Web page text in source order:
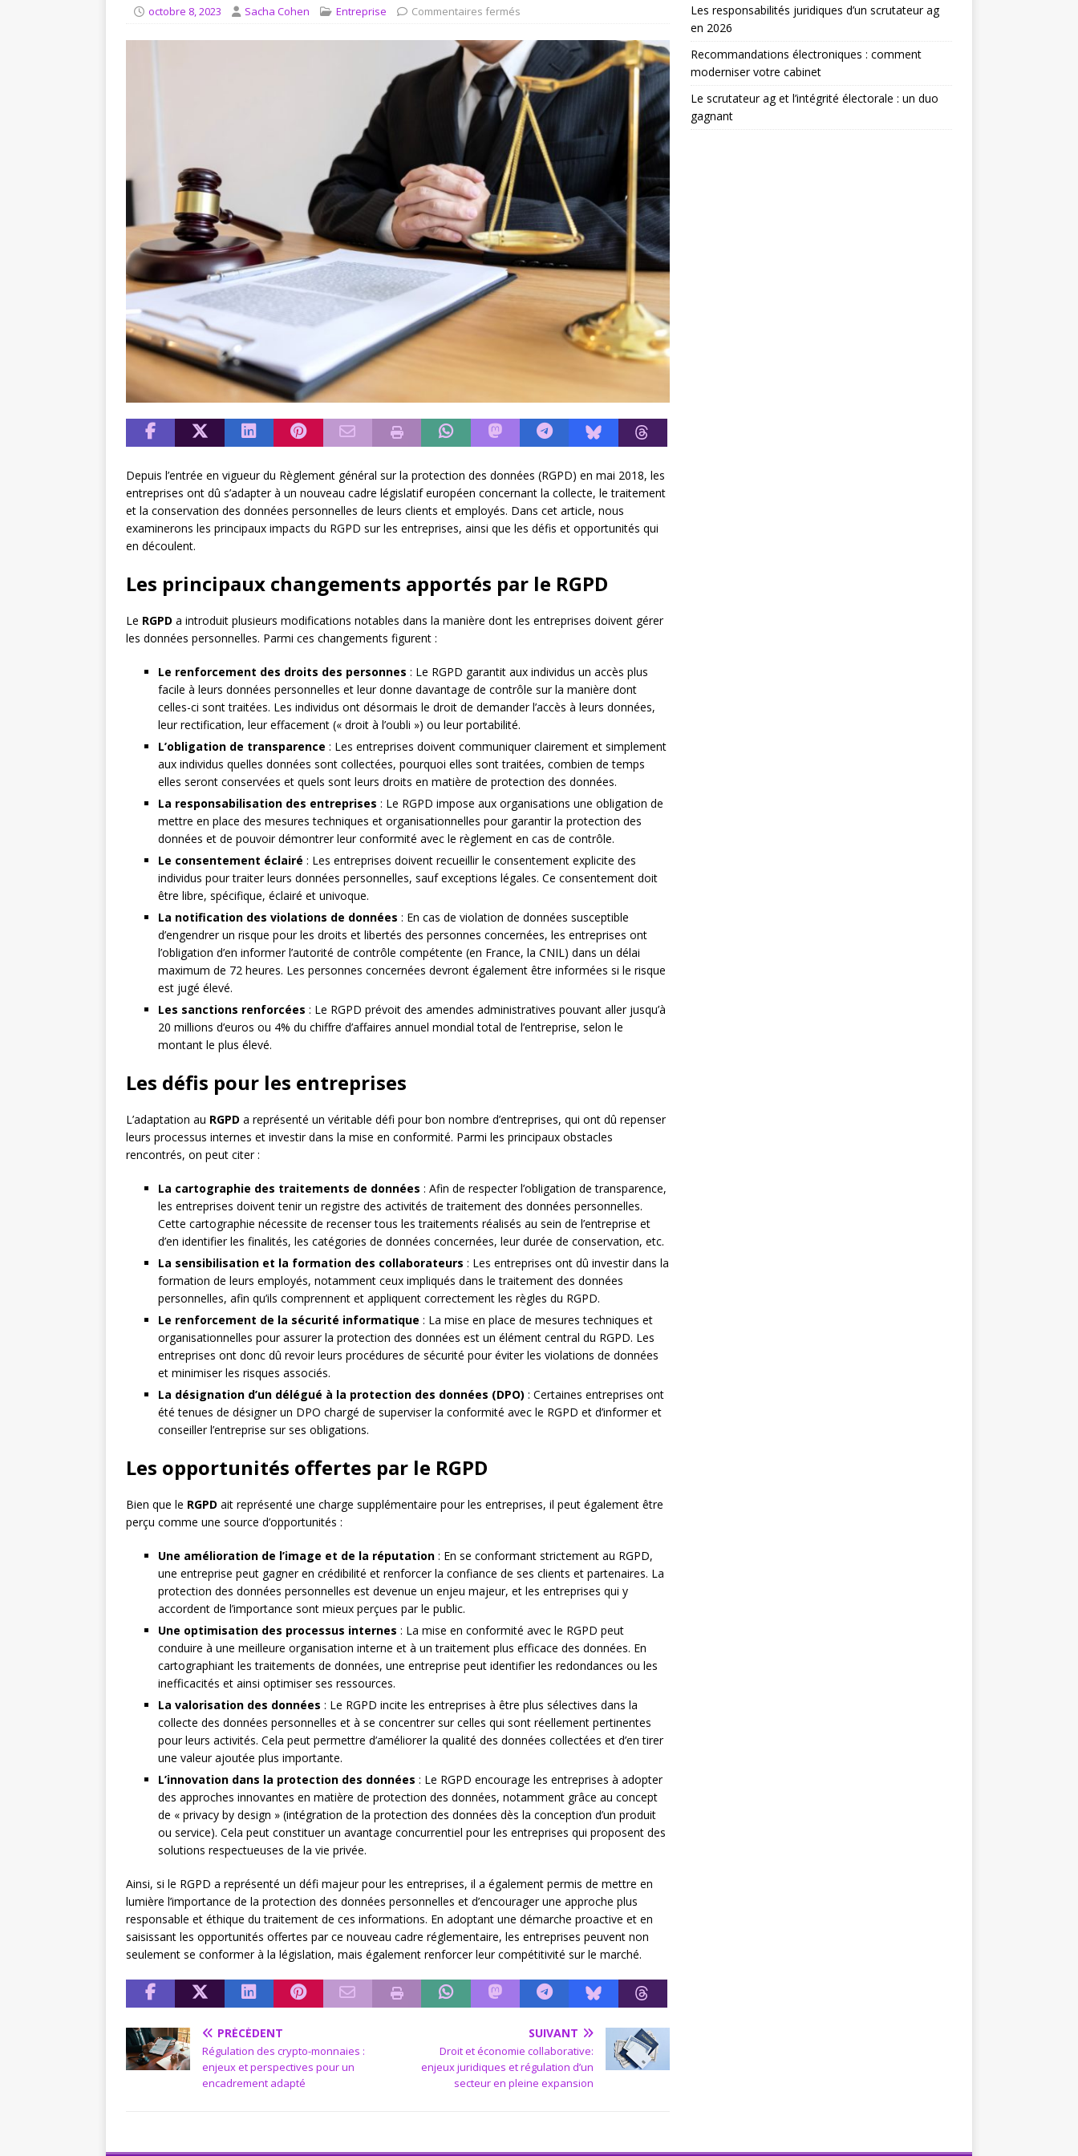
[ août 8, 2026 ]
Comment le choix d’un scrutateur ag influence les élections
octobre 8, 2023 Sacha Cohen Entreprise Commentaires fermés
Depuis l’entrée en vigueur du Règlement général sur la protection des données (RGPD) en mai 2018, les
entreprises ont dû s’adapter à un nouveau cadre législatif européen concernant la collecte, le traitement
et la conservation des données personnelles de leurs clients et employés. Dans cet article, nous
examinerons les principaux impacts du RGPD sur les entreprises, ainsi que les défis et opportunités qui
en découlent.
Les principaux changements apportés par le RGPD
Le RGPD a introduit plusieurs modifications notables dans la manière dont les entreprises doivent gérer
les données personnelles. Parmi ces changements figurent :
Le renforcement des droits des personnes : Le RGPD garantit aux individus un accès plus
facile à leurs données personnelles et leur donne davantage de contrôle sur la manière dont
celles-ci sont traitées. Les individus ont désormais le droit de demander l’accès à leurs données,
leur rectification, leur effacement (« droit à l’oubli ») ou leur portabilité.
L’obligation de transparence : Les entreprises doivent communiquer clairement et simplement
aux individus quelles données sont collectées, pourquoi elles sont traitées, combien de temps
elles seront conservées et quels sont leurs droits en matière de protection des données.
La responsabilisation des entreprises : Le RGPD impose aux organisations une obligation de
mettre en place des mesures techniques et organisationnelles pour garantir la protection des
données et de pouvoir démontrer leur conformité avec le règlement en cas de contrôle.
Le consentement éclairé : Les entreprises doivent recueillir le consentement explicite des
individus pour traiter leurs données personnelles, sauf exceptions légales. Ce consentement doit
être libre, spécifique, éclairé et univoque.
La notification des violations de données : En cas de violation de données susceptible
d’engendrer un risque pour les droits et libertés des personnes concernées, les entreprises ont
l’obligation d’en informer l’autorité de contrôle compétente (en France, la CNIL) dans un délai
maximum de 72 heures. Les personnes concernées devront également être informées si le risque
est jugé élevé.
Les sanctions renforcées : Le RGPD prévoit des amendes administratives pouvant aller jusqu’à
20 millions d’euros ou 4% du chiffre d’affaires annuel mondial total de l’entreprise, selon le
montant le plus élevé.
Les défis pour les entreprises
L’adaptation au RGPD a représenté un véritable défi pour bon nombre d’entreprises, qui ont dû repenser
leurs processus internes et investir dans la mise en conformité. Parmi les principaux obstacles
rencontrés, on peut citer :
La cartographie des traitements de données : Afin de respecter l’obligation de transparence,
les entreprises doivent tenir un registre des activités de traitement des données personnelles.
Cette cartographie nécessite de recenser tous les traitements réalisés au sein de l’entreprise et
d’en identifier les finalités, les catégories de données concernées, leur durée de conservation, etc.
La sensibilisation et la formation des collaborateurs : Les entreprises ont dû investir dans la
formation de leurs employés, notamment ceux impliqués dans le traitement des données
personnelles, afin qu’ils comprennent et appliquent correctement les règles du RGPD.
Le renforcement de la sécurité informatique : La mise en place de mesures techniques et
organisationnelles pour assurer la protection des données est un élément central du RGPD. Les
entreprises ont donc dû revoir leurs procédures de sécurité pour éviter les violations de données
et minimiser les risques associés.
La désignation d’un délégué à la protection des données (DPO) : Certaines entreprises ont
été tenues de désigner un DPO chargé de superviser la conformité avec le RGPD et d’informer et
conseiller l’entreprise sur ses obligations.
Les opportunités offertes par le RGPD
Bien que le RGPD ait représenté une charge supplémentaire pour les entreprises, il peut également être
perçu comme une source d’opportunités :
Une amélioration de l’image et de la réputation : En se conformant strictement au RGPD,
une entreprise peut gagner en crédibilité et renforcer la confiance de ses clients et partenaires. La
protection des données personnelles est devenue un enjeu majeur, et les entreprises qui y
accordent de l’importance sont mieux perçues par le public.
Une optimisation des processus internes : La mise en conformité avec le RGPD peut
conduire à une meilleure organisation interne et à un traitement plus efficace des données. En
cartographiant les traitements de données, une entreprise peut identifier les redondances ou les
inefficacités et ainsi optimiser ses ressources.
La valorisation des données : Le RGPD incite les entreprises à être plus sélectives dans la
collecte des données personnelles et à se concentrer sur celles qui sont réellement pertinentes
pour leurs activités. Cela peut permettre d’améliorer la qualité des données collectées et d’en tirer
une valeur ajoutée plus importante.
L’innovation dans la protection des données : Le RGPD encourage les entreprises à adopter
des approches innovantes en matière de protection des données, notamment grâce au concept
de « privacy by design » (intégration de la protection des données dès la conception d’un produit
ou service). Cela peut constituer un avantage concurrentiel pour les entreprises qui proposent des
solutions respectueuses de la vie privée.
Ainsi, si le RGPD a représenté un défi majeur pour les entreprises, il a également permis de mettre en
lumière l’importance de la protection des données personnelles et d’encourager une approche plus
responsable et éthique du traitement de ces informations. En adoptant une démarche proactive et en
saisissant les opportunités offertes par ce nouveau cadre réglementaire, les entreprises peuvent non
seulement se conformer à la législation, mais également renforcer leur compétitivité sur le marché.
PRÉCÉDENT
Régulation des crypto-monnaies :
enjeux et perspectives pour un
encadrement adapté
SUIVANT
Droit et économie collaborative:
enjeux juridiques et régulation d’un
secteur en pleine expansion
Les responsabilités juridiques d’un scrutateur ag
en 2026
Recommandations électroniques : comment
moderniser votre cabinet
Le scrutateur ag et l’intégrité électorale : un duo
gagnant